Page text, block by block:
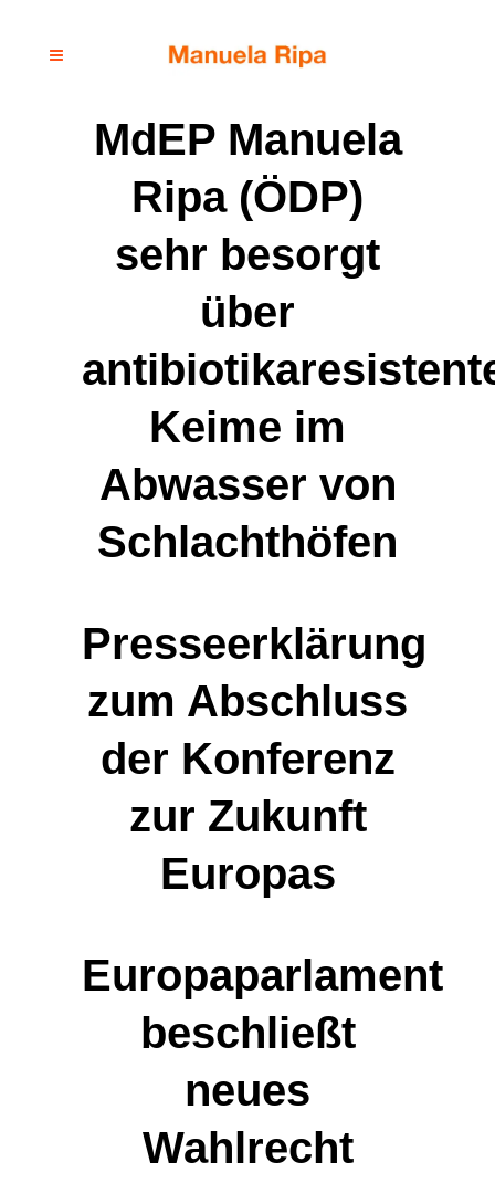
MdEP Manuela
Ripa (ÖDP)
sehr besorgt
über
Keime im
Abwasser von
Schlachthöfen
Presseerklärung
zum Abschluss
der Konferenz
zur Zukunft
Europas
Europaparlament
beschließt
neues
Wahlrecht